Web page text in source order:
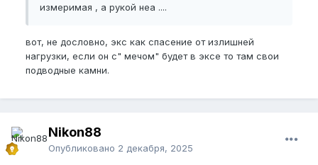
измеримая , а рукой неа ....
вот, не дословно, экс как спасение от излишней
нагрузки, если он с" мечом" будет в эксе то там свои
подводные камни.
Nikon88
Опубликовано 2 декабря, 2025